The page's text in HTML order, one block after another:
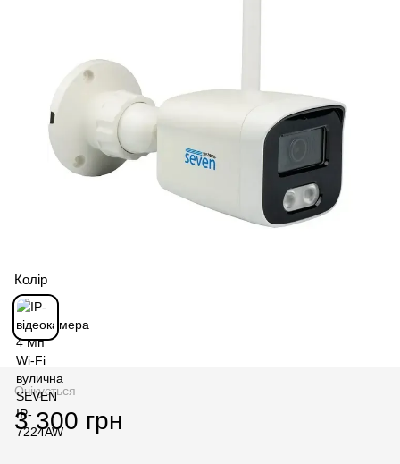
Колір
Очікується
3 300 грн